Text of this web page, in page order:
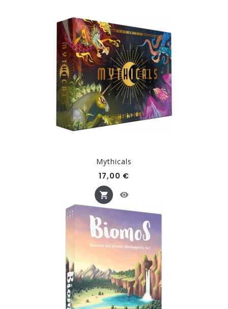
Mythicals
17,00 €